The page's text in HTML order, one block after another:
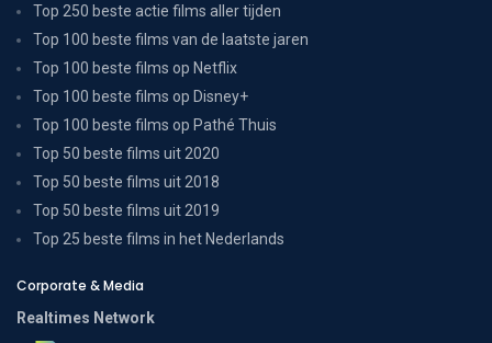
Top 250 beste actie films aller tijden
Top 100 beste films van de laatste jaren
Top 100 beste films op Netflix
Top 100 beste films op Disney+
Top 100 beste films op Pathé Thuis
Top 50 beste films uit 2020
Top 50 beste films uit 2018
Top 50 beste films uit 2019
Top 25 beste films in het Nederlands
Corporate & Media
Realtimes Network